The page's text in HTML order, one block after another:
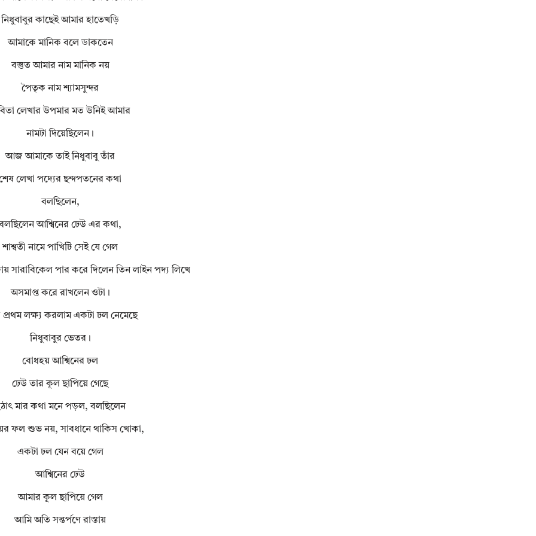
নিধুবাবুর কাছেই আমার হাতেখড়ি
আমাকে মানিক বলে ডাকতেন
বস্তুত আমার নাম মানিক নয়
পৈতৃক নাম শ্যামসুন্দর
লেখার উপমার মত উনিই আমার
নামটা দিয়েছিলেন।
আজ আমাকে তাই নিধুবাবু তাঁর
লেখা পদ্যের ছন্দপতনের কথা
বলছিলেন,
আশ্বিনের ঢেউ এর কথা,
শাশ্বতী নামে পাখিটি সেই যে গেল
সারাবিকেল পার করে দিলেন তিন লাইন পদ্য লিখে
অসমাপ্ত করে রাখলেন ওটা।
লক্ষ্য করলাম একটা ঢল নেমেছে
নিধুবাবুর ভেতর।
বোধহয় আশ্বিনের ঢল
ঢেউ তার কূল ছাপিয়ে গেছে
মার কথা মনে পড়ল, বলছিলেন
ফল শুভ নয়, সাবধানে থাকিস খোকা,
একটা ঢল যেন বয়ে গেল
আশ্বিনের ঢেউ
আমার কূল ছাপিয়ে গেল
আমি অতি সন্তর্পণে রাস্তায়